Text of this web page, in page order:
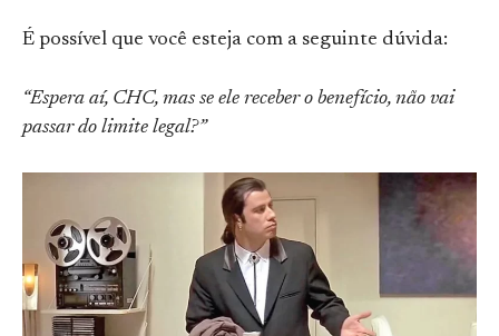
É possível que você esteja com a seguinte dúvida:
“Espera aí, CHC, mas se ele receber o benefício, não vai
passar do limite legal?”